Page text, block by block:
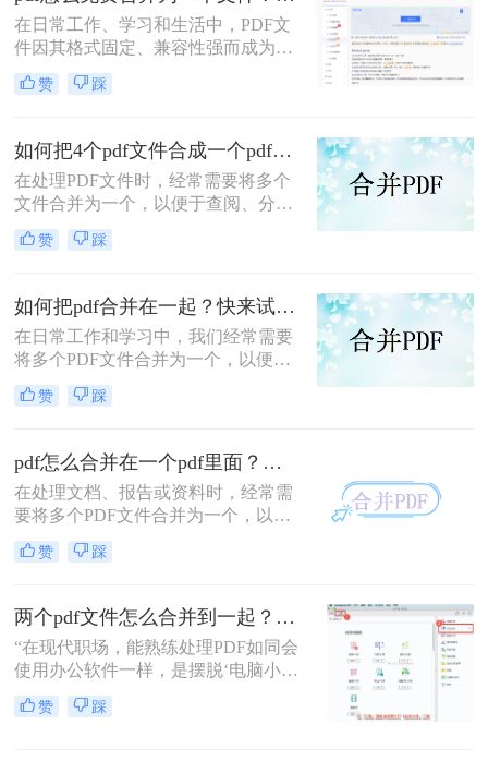
的方法。
在日常工作、学习和生活中，PDF文
件因其格式固定、兼容性强而成为文
档交换的主流格式。然而，我们经常
遇到需要将多个PDF文件合并为一个
提交组合文档。虽然市面上有众多付
费软件提供PDF编辑功能，但免费方
案同样能高效完成任务。那么pdf怎么
免费合并为一个文件呢？本文将系统
介绍五种免费合并PDF文件的方法，
涵盖在线工具、桌面软件、命令行及
求。
赞 踩
如何把4个pdf文件合成一个pdf？这3种合成方法请务必学会！
在处理PDF文件时，经常需要将多个
文件合并为一个，以便于查阅、分享
或存储。那么如何把4个pdf文件合成
一个pdf呢？本文将介绍三种将4个
赞 踩
如何把pdf合并在一起？快来试试这3种合并方法！
在日常工作和学习中，我们经常需要
将多个PDF文件合并为一个，以便于
查阅和分享。那么如何把pdf合并在一
起呢？本文将介绍三种常用的PDF合
赞 踩
pdf怎么合并在一个pdf里面？这二种合并方法了解下！
在处理文档、报告或资料时，经常需
要将多个PDF文件合并为一个，以便
于查阅和管理。那么pdf怎么合并在一
个pdf里面呢？本文将介绍两种将多个
赞 踩
两个pdf文件怎么合并到一起？3分钟教会你5种专业方法，最后一招绝了！
“在现代职场，能熟练处理PDF如同会
使用办公软件一样，是摆脱‘电脑小
白’标签、提升个人效率的隐形核心竞
争力。”——小编“领导刚把项目合同
赞 踩